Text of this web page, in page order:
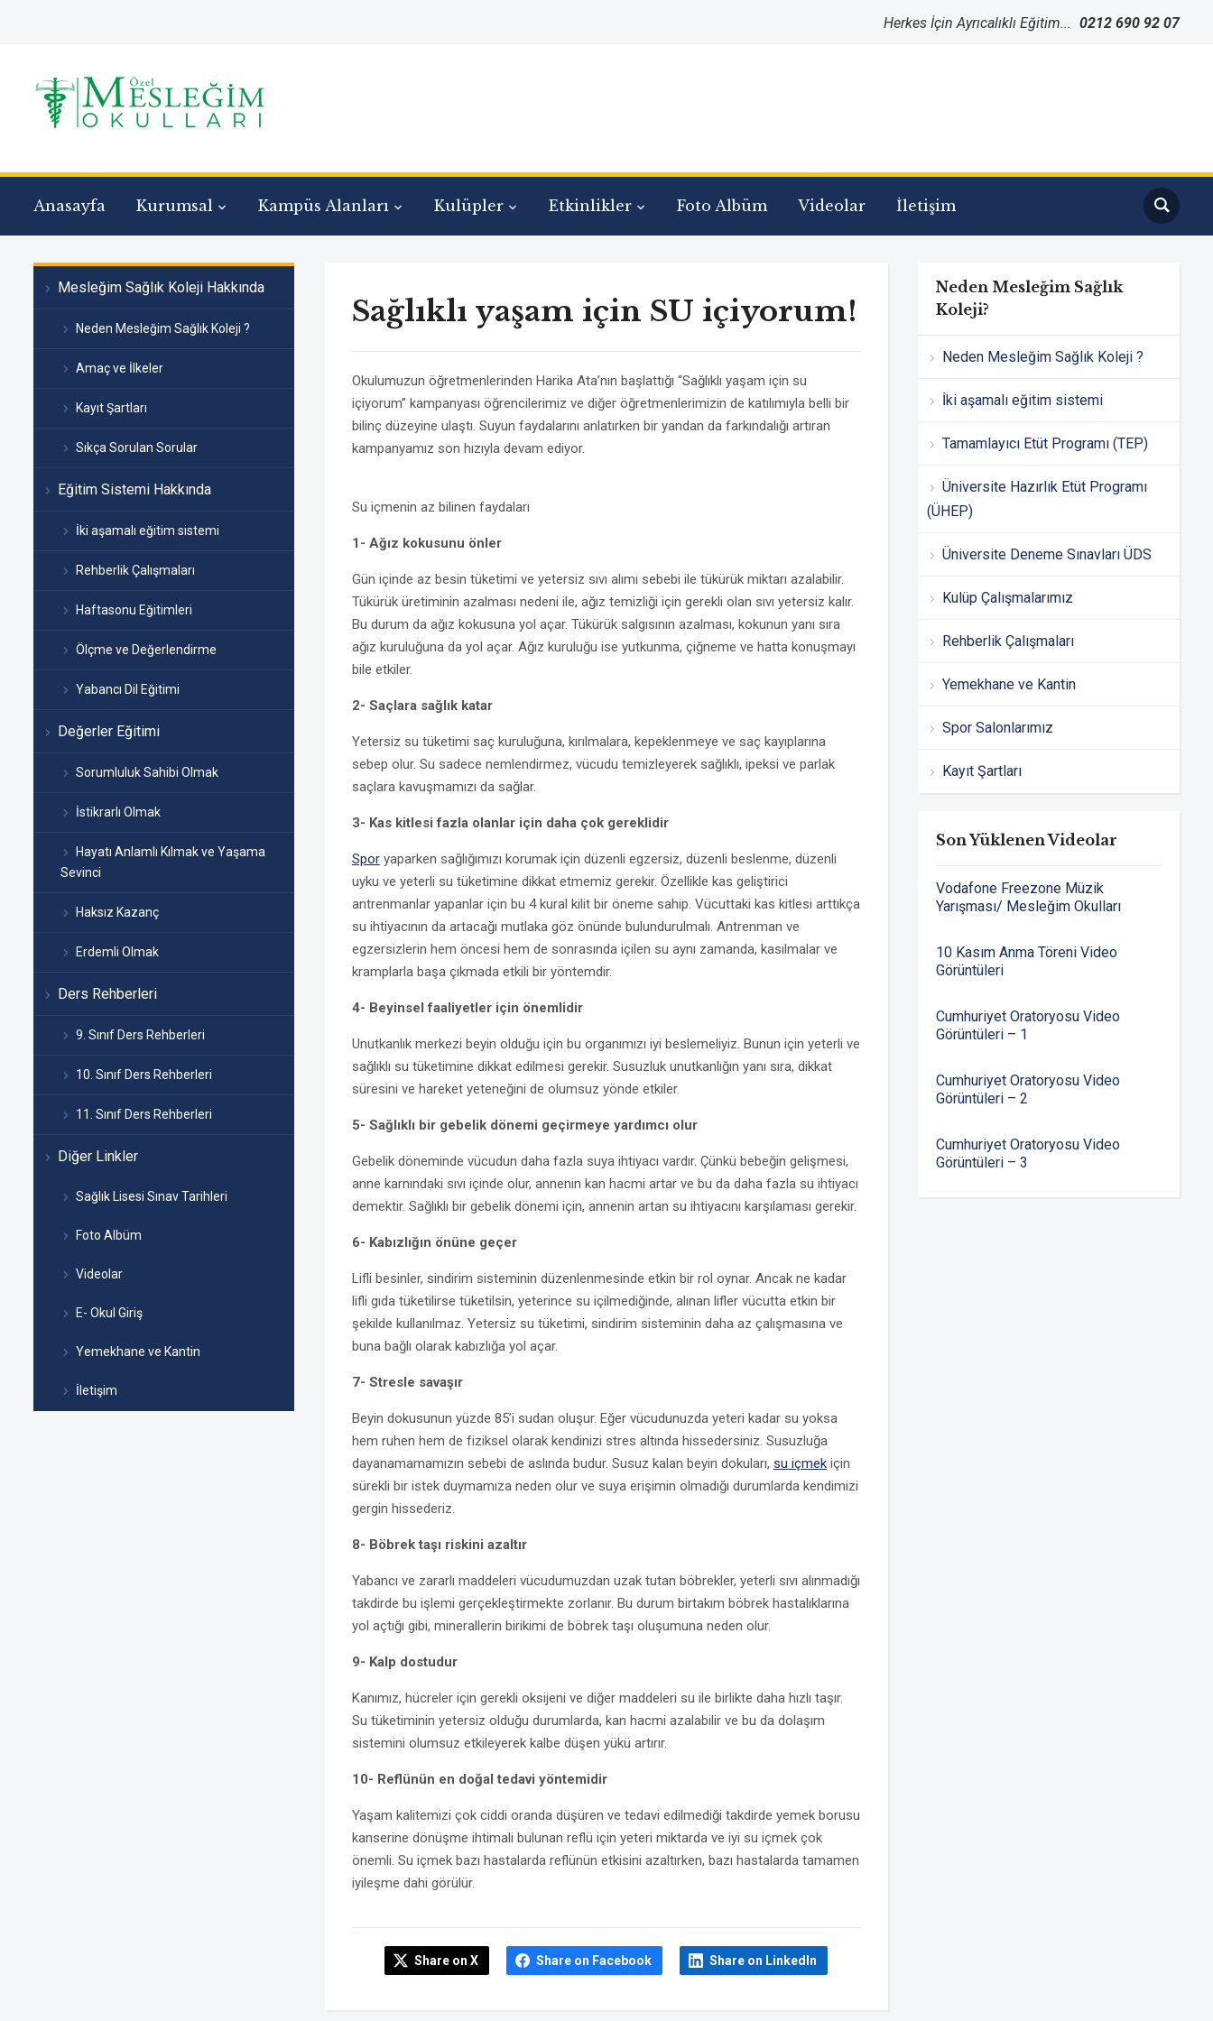
Herkes İçin Ayrıcalıklı Eğitim... 0212 690 92 07
Anasayfa Kurumsal Kampüs Alanları Kulüpler Etkinlikler Foto Albüm Videolar İletişim
Mesleğim Sağlık Koleji Hakkında
Neden Mesleğim Sağlık Koleji ?
Amaç ve İlkeler
Kayıt Şartları
Sıkça Sorulan Sorular
Eğitim Sistemi Hakkında
İki aşamalı eğitim sistemi
Rehberlik Çalışmaları
Haftasonu Eğitimleri
Ölçme ve Değerlendirme
Yabancı Dil Eğitimi
Değerler Eğitimi
Sorumluluk Sahibi Olmak
İstikrarlı Olmak
Hayatı Anlamlı Kılmak ve Yaşama
Sevinci
Haksız Kazanç
Erdemli Olmak
Ders Rehberleri
9. Sınıf Ders Rehberleri
10. Sınıf Ders Rehberleri
11. Sınıf Ders Rehberleri
Diğer Linkler
Sağlık Lisesi Sınav Tarihleri
Foto Albüm
Videolar
E- Okul Giriş
Yemekhane ve Kantin
İletişim
Sağlıklı yaşam için SU içiyorum!
Okulumuzun öğretmenlerinden Harika Ata’nın başlattığı “Sağlıklı yaşam için su
içiyorum” kampanyası öğrencilerimiz ve diğer öğretmenlerimizin de katılımıyla belli bir
bilinç düzeyine ulaştı. Suyun faydalarını anlatırken bir yandan da farkındalığı artıran
kampanyamız son hızıyla devam ediyor.
Su içmenin az bilinen faydaları
1- Ağız kokusunu önler
Gün içinde az besin tüketimi ve yetersiz sıvı alımı sebebi ile tükürük miktarı azalabilir.
Tükürük üretiminin azalması nedeni ile, ağız temizliği için gerekli olan sıvı yetersiz kalır.
Bu durum da ağız kokusuna yol açar. Tükürük salgısının azalması, kokunun yanı sıra
ağız kuruluğuna da yol açar. Ağız kuruluğu ise yutkunma, çiğneme ve hatta konuşmayı
bile etkiler.
2- Saçlara sağlık katar
Yetersiz su tüketimi saç kuruluğuna, kırılmalara, kepeklenmeye ve saç kayıplarına
sebep olur. Su sadece nemlendirmez, vücudu temizleyerek sağlıklı, ipeksi ve parlak
saçlara kavuşmamızı da sağlar.
3- Kas kitlesi fazla olanlar için daha çok gereklidir
Sporyaparken sağlığımızı korumak için düzenli egzersiz, düzenli beslenme, düzenli
uyku ve yeterli su tüketimine dikkat etmemiz gerekir. Özellikle kas geliştirici
antrenmanlar yapanlar için bu 4 kural kilit bir öneme sahip. Vücuttaki kas kitlesi arttıkça
su ihtiyacının da artacağı mutlaka göz önünde bulundurulmalı. Antrenman ve
egzersizlerin hem öncesi hem de sonrasında içilen su aynı zamanda, kasılmalar ve
kramplarla başa çıkmada etkili bir yöntemdir.
4- Beyinsel faaliyetler için önemlidir
Unutkanlık merkezi beyin olduğu için bu organımızı iyi beslemeliyiz. Bunun için yeterli ve
sağlıklı su tüketimine dikkat edilmesi gerekir. Susuzluk unutkanlığın yanı sıra, dikkat
süresini ve hareket yeteneğini de olumsuz yönde etkiler.
5- Sağlıklı bir gebelik dönemi geçirmeye yardımcı olur
Gebelik döneminde vücudun daha fazla suya ihtiyacı vardır. Çünkü bebeğin gelişmesi,
anne karnındaki sıvı içinde olur, annenin kan hacmi artar ve bu da daha fazla su ihtiyacı
demektir. Sağlıklı bir gebelik dönemi için, annenin artan su ihtiyacını karşılaması gerekir.
6- Kabızlığın önüne geçer
Lifli besinler, sindirim sisteminin düzenlenmesinde etkin bir rol oynar. Ancak ne kadar
lifli gıda tüketilirse tüketilsin, yeterince su içilmediğinde, alınan lifler vücutta etkin bir
şekilde kullanılmaz. Yetersiz su tüketimi, sindirim sisteminin daha az çalışmasına ve
buna bağlı olarak kabızlığa yol açar.
7- Stresle savaşır
Beyin dokusunun yüzde 85’i sudan oluşur. Eğer vücudunuzda yeteri kadar su yoksa
hem ruhen hem de fiziksel olarak kendinizi stres altında hissedersiniz. Susuzluğa
dayanamamamızın sebebi de aslında budur. Susuz kalan beyin dokuları, su içmekiçin
sürekli bir istek duymamıza neden olur ve suya erişimin olmadığı durumlarda kendimizi
gergin hissederiz.
8- Böbrek taşı riskini azaltır
Yabancı ve zararlı maddeleri vücudumuzdan uzak tutan böbrekler, yeterli sıvı alınmadığı
takdirde bu işlemi gerçekleştirmekte zorlanır. Bu durum birtakım böbrek hastalıklarına
yol açtığı gibi, minerallerin birikimi de böbrek taşı oluşumuna neden olur.
9- Kalp dostudur
Kanımız, hücreler için gerekli oksijeni ve diğer maddeleri su ile birlikte daha hızlı taşır.
Su tüketiminin yetersiz olduğu durumlarda, kan hacmi azalabilir ve bu da dolaşım
sistemini olumsuz etkileyerek kalbe düşen yükü artırır.
10- Reflünün en doğal tedavi yöntemidir
Yaşam kalitemizi çok ciddi oranda düşüren ve tedavi edilmediği takdirde yemek borusu
kanserine dönüşme ihtimali bulunan reflü için yeteri miktarda ve iyi su içmek çok
önemli. Su içmek bazı hastalarda reflünün etkisini azaltırken, bazı hastalarda tamamen
iyileşme dahi görülür.
Share on X Share on Facebook Share on LinkedIn
Neden Mesleğim Sağlık
Koleji?
Neden Mesleğim Sağlık Koleji ?
İki aşamalı eğitim sistemi
Tamamlayıcı Etüt Programı (TEP)
Üniversite Hazırlık Etüt Programı
(ÜHEP)
Üniversite Deneme Sınavları ÜDS
Kulüp Çalışmalarımız
Rehberlik Çalışmaları
Yemekhane ve Kantin
Spor Salonlarımız
Kayıt Şartları
Son Yüklenen Videolar
Vodafone Freezone Müzik
Yarışması/ Mesleğim Okulları
10 Kasım Anma Töreni Video
Görüntüleri
Cumhuriyet Oratoryosu Video
Görüntüleri – 1
Cumhuriyet Oratoryosu Video
Görüntüleri – 2
Cumhuriyet Oratoryosu Video
Görüntüleri – 3